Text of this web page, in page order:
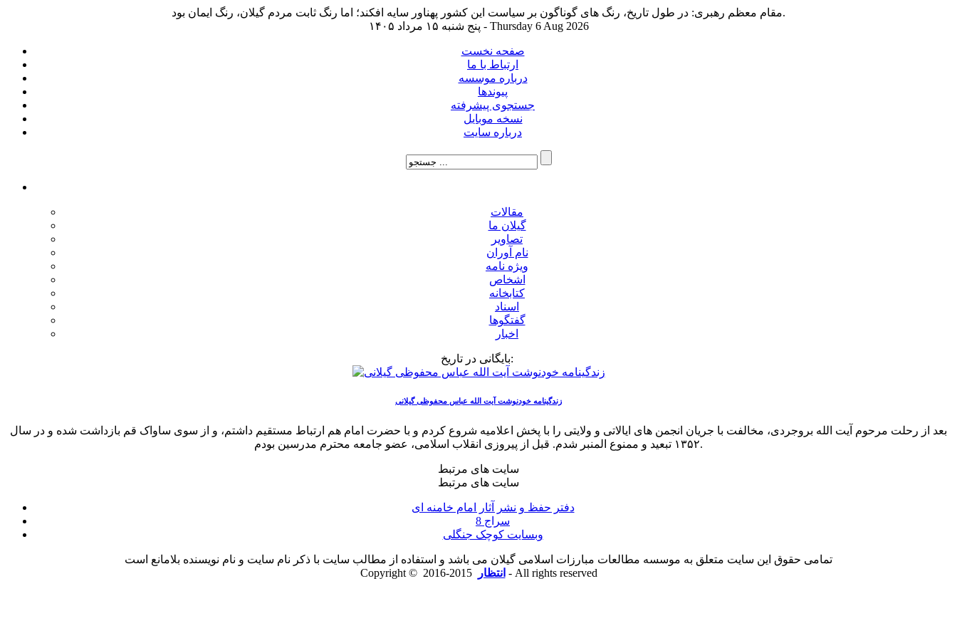
مقام معظم رهبری: در طول تاریخ، رنگ های گوناگون بر سیاست این کشور پهناور سایه افکند؛ اما رنگ ثابت مردم گیلان، رنگ ایمان بود.
پنج شنبه ۱۵ مرداد ۱۴۰۵ - Thursday 6 Aug 2026
صفحه نخست
ارتباط با ما
درباره موسسه
پیوندها
جستجوی پیشرفته
نسخه موبایل
درباره سایت
مقالات
گیلان ما
تصاویر
نام آوران
ویژه نامه
اشخاص
کتابخانه
اسناد
گفتگوها
اخبار
بایگانی در تاریخ:
زندگینامه خودنوشت آیت الله عباس محفوظی گیلانی
بعد از رحلت مرحوم آیت الله بروجردی، مخالفت با جریان انجمن های ایالاتی و ولایتی را با پخش اعلامیه شروع کردم و با حضرت امام هم ارتباط مستقیم داشتم، و از سوی ساواک قم بازداشت شده و در سال
۱۳۵۲ تبعید و ممنوع المنبر شدم. قبل از پیروزی انقلاب اسلامی، عضو جامعه محترم مدرسین بودم.
سایت های مرتبط
سایت های مرتبط
دفتر حفظ و نشر آثار امام خامنه ای
سراج 8
وبسایت کوچک جنگلی
تمامی حقوق این سایت متعلق به موسسه مطالعات مبارزات اسلامی گیلان می باشد و استفاده از مطالب سایت با ذکر نام سایت و نام نویسنده بلامانع است
Copyright ©
انتظار 2015-2016 - All rights reserved